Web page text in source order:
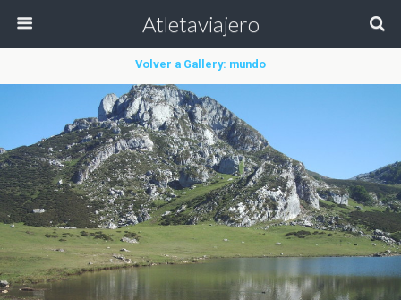
Atletaviajero
Volver a Gallery: mundo